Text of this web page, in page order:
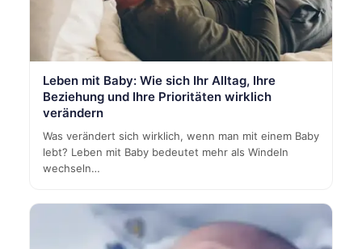
Leben mit Baby: Wie sich Ihr Alltag, Ihre
Beziehung und Ihre Prioritäten wirklich
verändern
Was verändert sich wirklich, wenn man mit einem Baby
lebt? Leben mit Baby bedeutet mehr als Windeln
wechseln…